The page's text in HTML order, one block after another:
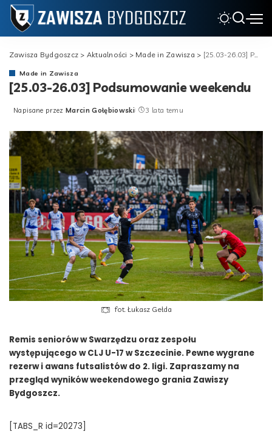
Zawisza Bydgoszcz > Aktualności > Made in Zawisza > [25.03-26.03] Podsumowanie weekendu
Made in Zawisza
[25.03-26.03] Podsumowanie weekendu
Posted
Napisane przez Marcin Gołębiowski 3 lata temu
fot. Łukasz Gełda
Remis seniorów w Swarzędzu oraz zespołu
występującego w CLJ U-17 w Szczecinie. Pewne wygrane
rezerw i awans futsalistów do 2. ligi. Zapraszamy na
przegląd wyników weekendowego grania Zawiszy
Bydgoszcz.
[TABS_R id=20273]